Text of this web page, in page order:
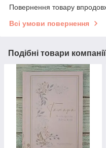
Повернення товару
Всі умови повернення
Подібні товари компанії